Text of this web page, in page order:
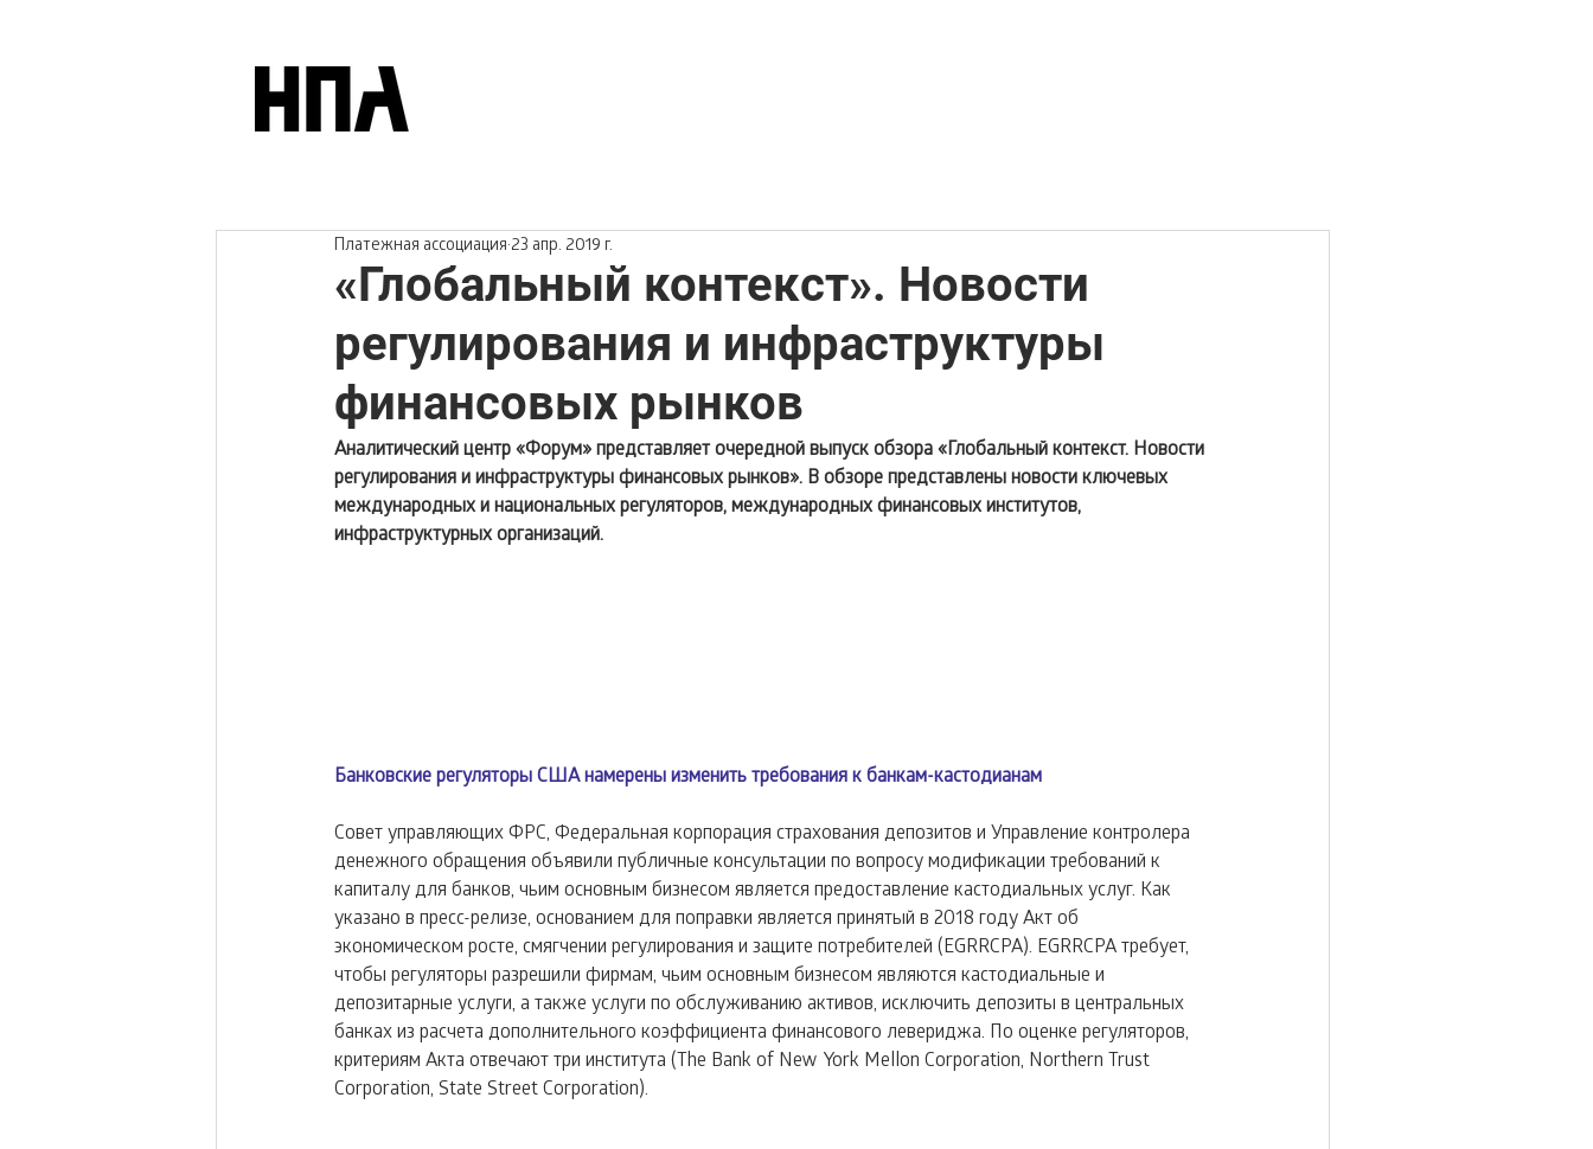
«Глобальный контекст». Новости
регулирования и инфраструктуры
финансовых рынков
Платежная ассоциация 23 апр. 2019 г.
Аналитический центр «Форум» представляет очередной выпуск обзора «Глобальный контекст. Новости
регулирования и инфраструктуры финансовых рынков». В обзоре представлены новости ключевых
международных и национальных регуляторов, международных финансовых институтов,
инфраструктурных организаций.
Банковские регуляторы США намерены изменить требования к банкам-кастодианам
Совет управляющих ФРС, Федеральная корпорация страхования депозитов и Управление контролера
денежного обращения объявили публичные консультации по вопросу модификации требований к
капиталу для банков, чьим основным бизнесом является предоставление кастодиальных услуг. Как
указано в пресс-релизе, основанием для поправки является принятый в 2018 году Акт об
экономическом росте, смягчении регулирования и защите потребителей (EGRRCPA). EGRRCPA требует,
чтобы регуляторы разрешили фирмам, чьим основным бизнесом являются кастодиальные и
депозитарные услуги, а также услуги по обслуживанию активов, исключить депозиты в центральных
банках из расчета дополнительного коэффициента финансового левериджа. По оценке регуляторов,
критериям Акта отвечают три института (The Bank of New York Mellon Corporation, Northern Trust
Corporation, State Street Corporation).